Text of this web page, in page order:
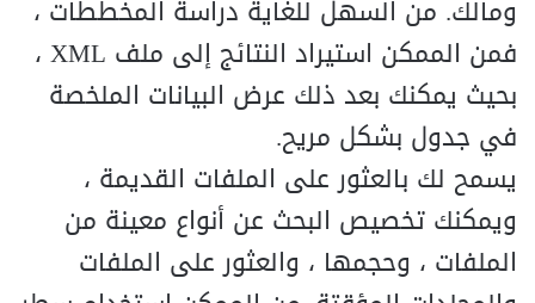
ومالك. من السهل للغاية دراسة المخططات ،
فمن الممكن استيراد النتائج إلى ملف XML ،
بحيث يمكنك بعد ذلك عرض البيانات الملخصة
في جدول بشكل مريح.
يسمح لك بالعثور على الملفات القديمة ،
ويمكنك تخصيص البحث عن أنواع معينة من
الملفات ، وحجمها ، والعثور على الملفات